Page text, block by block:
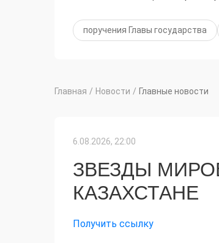
поручения Главы государства
Главная / Новости / Главные новости
6.08.2026, 22:00
ЗВЕЗДЫ
КАЗАХСТАНЕ
Получить ссылку